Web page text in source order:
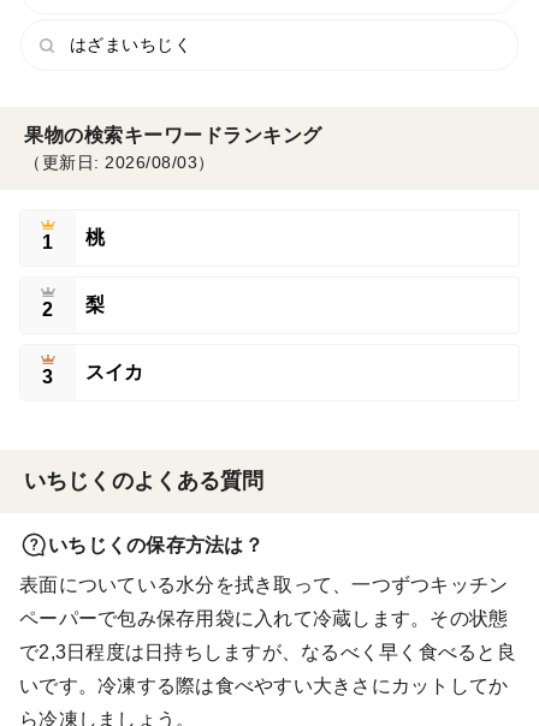
はざまいちじく
果物の検索キーワードランキング
（更新日: 2026/08/03）
1 桃
2 梨
3 スイカ
いちじくのよくある質問
いちじくの保存方法は？
表面についている水分を拭き取って、一つずつキッチン
ペーパーで包み保存用袋に入れて冷蔵します。その状態
で2,3日程度は日持ちしますが、なるべく早く食べると良
いです。冷凍する際は食べやすい大きさにカットしてか
ら冷凍しましょう。